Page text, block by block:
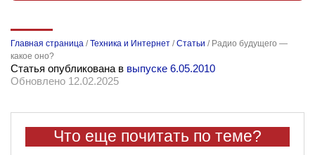
Главная страница /Техника и Интернет /Статьи / Радио будущего —
какое оно?
Статья опубликована в выпуске 6.05.2010
Обновлено 12.02.2025
Что еще почитать по теме?